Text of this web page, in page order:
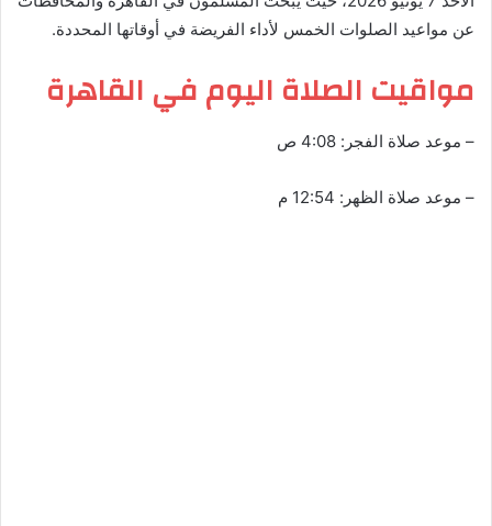
عن مواعيد الصلوات الخمس لأداء الفريضة في أوقاتها المحددة.
مواقيت الصلاة اليوم في القاهرة
– موعد صلاة الفجر: 4:08 ص
– موعد صلاة الظهر: 12:54 م